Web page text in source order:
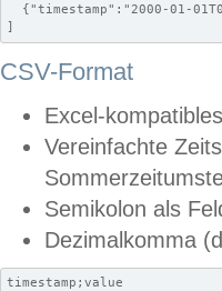
{"timestamp":"2000-01-
]
CSV-Format
Excel-
Vereinfachte
Semikolon als
Dezimalkomma
timestamp;value